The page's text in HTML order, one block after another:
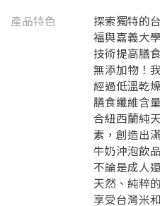
產品特色
探索獨特的
福與嘉義大
技術提高膳
無添加物！
經過低溫乾
膳食纖維含
合紐西蘭純
素，創造出
牛奶沖泡飲
不論是成人
天然、純粹
享受台灣米